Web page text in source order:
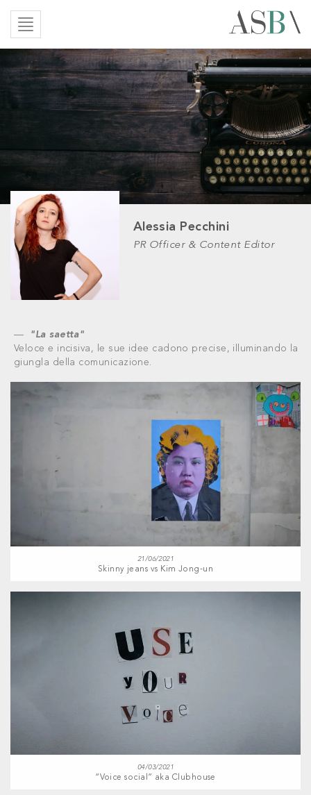
Alessia Pecchini
PR Officer & Content Editor
"La saetta"
Veloce e incisiva, le sue idee cadono precise, illuminando la
giungla della comunicazione.
21/06/2021
Skinny jeans vs Kim Jong-un
04/03/2021
“Voice social” aka Clubhouse